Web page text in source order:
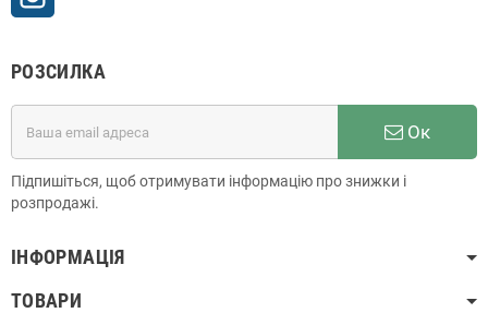
РОЗСИЛКА
Ок
Підпишіться, щоб отримувати інформацію про знижки і
розпродажі.
ІНФОРМАЦІЯ
ТОВАРИ